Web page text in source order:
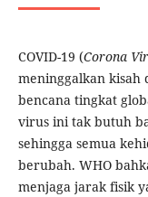
COVID-19 (Corona
meninggalkan
bencana tingkat
virus ini tak butuh
sehingga semua
berubah. WHO
menjaga jarak fisik